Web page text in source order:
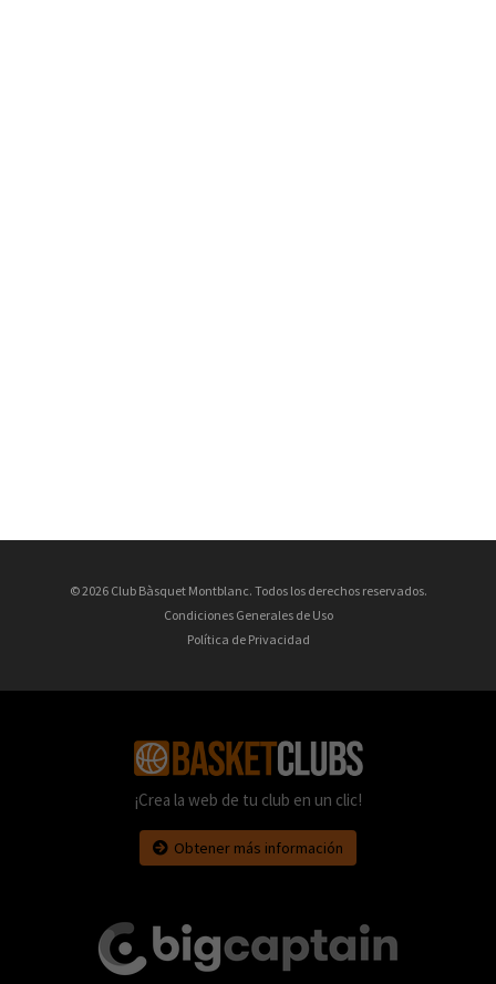
© 2026 Club Bàsquet Montblanc. Todos los derechos reservados.
Condiciones Generales de Uso
Política de Privacidad
¡Crea la web de tu club en un clic!
Obtener más información